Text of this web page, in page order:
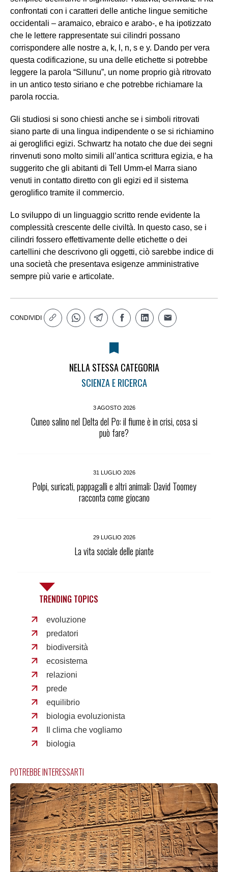
confrontati con i caratteri delle antiche lingue semitiche
occidentali – aramaico, ebraico e arabo-, e ha ipotizzato
che le lettere rappresentate sui cilindri possano
corrispondere alle nostre a, k, l, n, s e y. Dando per vera
questa codificazione, su una delle etichette si potrebbe
leggere la parola “Sillunu”, un nome proprio già ritrovato
in un antico testo siriano e che potrebbe richiamare la
parola roccia.
Gli studiosi si sono chiesti anche se i simboli ritrovati
siano parte di una lingua indipendente o se si richiamino
ai geroglifici egizi. Schwartz ha notato che due dei segni
rinvenuti sono molto simili all’antica scrittura egizia, e ha
suggerito che gli abitanti di Tell Umm-el Marra siano
venuti in contatto diretto con gli egizi ed il sistema
geroglifico tramite il commercio.
Lo sviluppo di un linguaggio scritto rende evidente la
complessità crescente delle civiltà. In questo caso, se i
cilindri fossero effettivamente delle etichette o dei
cartellini che descrivono gli oggetti, ciò sarebbe indice di
una società che presentava esigenze amministrative
sempre più varie e articolate.
CONDIVIDI
NELLA STESSA CATEGORIA
SCIENZA E RICERCA
3 AGOSTO 2026
Cuneo salino nel Delta del Po: il fiume è in crisi, cosa si
può fare?
31 LUGLIO 2026
Polpi, suricati, pappagalli e altri animali: David Toomey
racconta come giocano
29 LUGLIO 2026
La vita sociale delle piante
TRENDING TOPICS
evoluzione
predatori
biodiversità
ecosistema
relazioni
prede
equilibrio
biologia evoluzionista
Il clima che vogliamo
biologia
POTREBBE INTERESSARTI